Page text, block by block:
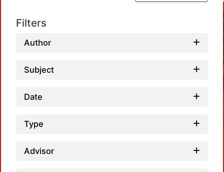
Filters
Author
Subject
Date
Type
Advisor